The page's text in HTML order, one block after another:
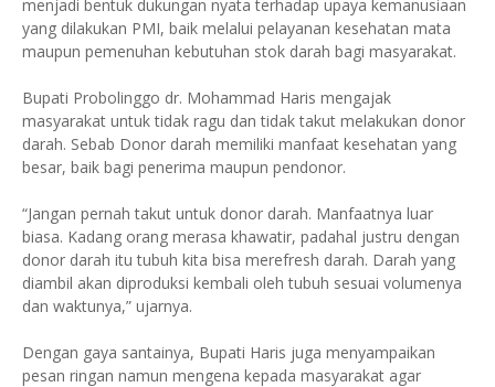
menjadi bentuk dukungan nyata terhadap upaya kemanusiaan
yang dilakukan PMI, baik melalui pelayanan kesehatan mata
maupun pemenuhan kebutuhan stok darah bagi masyarakat.
Bupati Probolinggo dr. Mohammad Haris mengajak
masyarakat untuk tidak ragu dan tidak takut melakukan donor
darah. Sebab Donor darah memiliki manfaat kesehatan yang
besar, baik bagi penerima maupun pendonor.
“Jangan pernah takut untuk donor darah. Manfaatnya luar
biasa. Kadang orang merasa khawatir, padahal justru dengan
donor darah itu tubuh kita bisa merefresh darah. Darah yang
diambil akan diproduksi kembali oleh tubuh sesuai volumenya
dan waktunya,” ujarnya.
Dengan gaya santainya, Bupati Haris juga menyampaikan
pesan ringan namun mengena kepada masyarakat agar